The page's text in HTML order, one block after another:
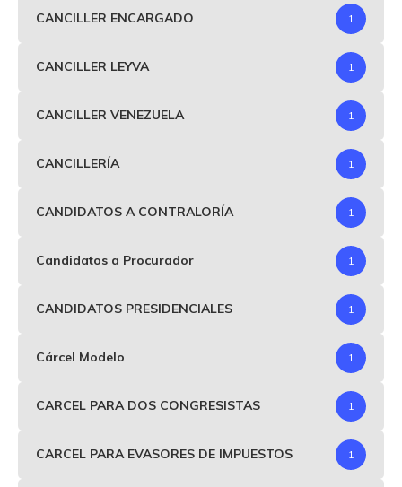
CANCILLER ENCARGADO 1
CANCILLER LEYVA 1
CANCILLER VENEZUELA 1
CANCILLERÍA 1
CANDIDATOS A CONTRALORÍA 1
Candidatos a Procurador 1
CANDIDATOS PRESIDENCIALES 1
Cárcel Modelo 1
CARCEL PARA DOS CONGRESISTAS 1
CARCEL PARA EVASORES DE IMPUESTOS 1